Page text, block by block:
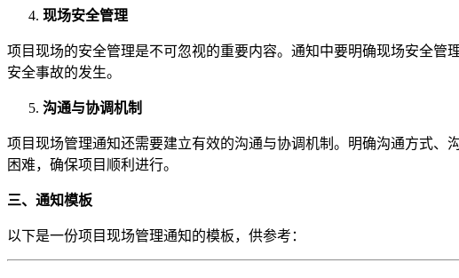
现场安全管理
项目现场的安全管理是不可忽视的重要内容。通知中要明确现场安全
安全事故的发生。
沟通与协调机制
项目现场管理通知还需要建立有效的沟通与协调机制。明确沟通方式
困难，确保项目顺利进行。
三、通知模板
以下是一份项目现场管理通知的模板，供参考：